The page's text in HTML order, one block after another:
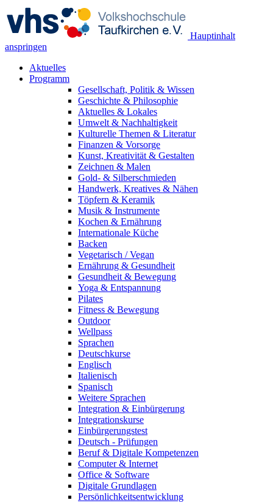
Hauptinhalt
anspringen
Aktuelles
Programm
Gesellschaft, Politik & Wissen
Geschichte & Philosophie
Aktuelles & Lokales
Umwelt & Nachhaltigkeit
Kulturelle Themen & Literatur
Finanzen & Vorsorge
Kunst, Kreativität & Gestalten
Zeichnen & Malen
Gold- & Silberschmieden
Handwerk, Kreatives & Nähen
Töpfern & Keramik
Musik & Instrumente
Kochen & Ernährung
Internationale Küche
Backen
Vegetarisch / Vegan
Ernährung & Gesundheit
Gesundheit & Bewegung
Yoga & Entspannung
Pilates
Fitness & Bewegung
Outdoor
Wellpass
Sprachen
Deutschkurse
Englisch
Italienisch
Spanisch
Weitere Sprachen
Integration & Einbürgerung
Integrationskurse
Einbürgerungstest
Deutsch - Prüfungen
Beruf & Digitale Kompetenzen
Computer & Internet
Office & Software
Digitale Grundlagen
Persönlichkeitsentwicklung